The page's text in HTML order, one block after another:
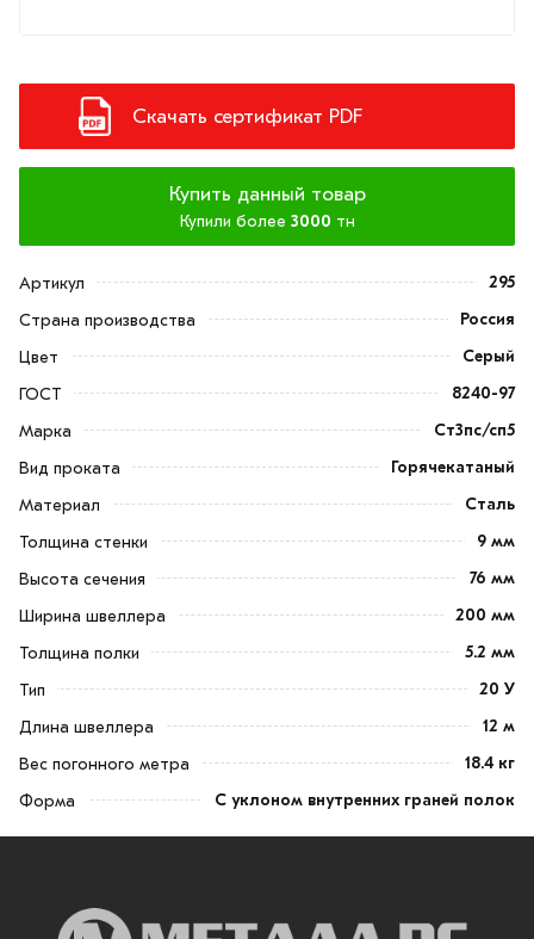
Скачать сертификат PDF
Купить данный товар
Купили более 3000 тн
Артикул
295
Страна производства
Россия
Цвет
Серый
ГОСТ
8240-97
Марка
Ст3пс/сп5
Вид проката
Горячекатаный
Материал
Сталь
Толщина стенки
9 мм
Высота сечения
76 мм
Ширина швеллера
200 мм
Толщина полки
5.2 мм
Тип
20 У
Длина швеллера
12 м
Вес погонного метра
18.4 кг
Форма
С уклоном внутренних граней полок